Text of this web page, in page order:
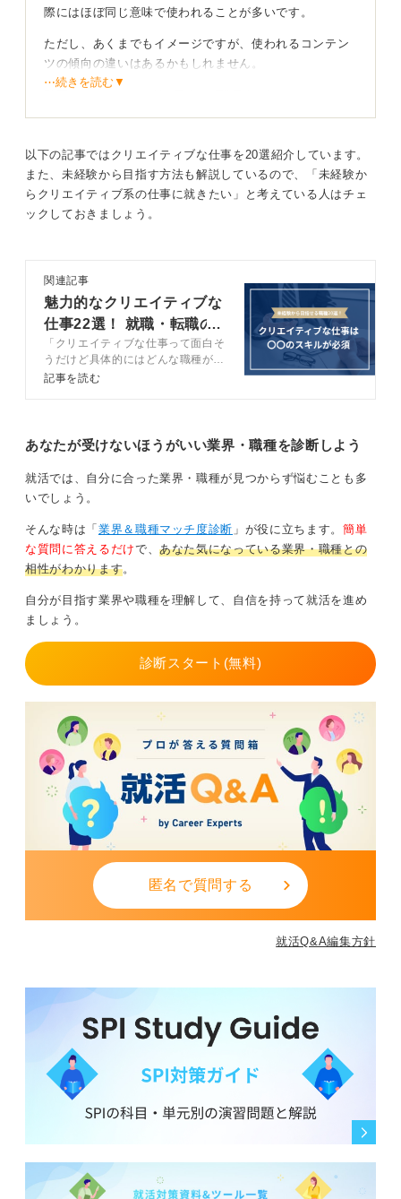
際にはほぼ同じ意味で使われることが多いです。
ただし、あくまでもイメージですが、使われるコンテン
ツの傾向の違いはあるかもしれません。
前者は一人または少人数で制作していくニュアンス、後
者は監督やカメラマン、編集者など、チームを組閣して
求められる媒体や制作スタイルの傾向を把握すると
判断しやすくなる
しかし、冒頭でも述べたように明確な違いはありません
ので、求人掲載元の企業が求職者にどのようなスキル、
面接に進むことができた場合は、「御社にとっての映像
0
⋯続きを読む▼
以下の記事ではクリエイティブな仕事を20選紹介しています。
また、未経験から目指す方法も解説しているので、「未経験か
らクリエイティブ系の仕事に就きたい」と考えている人はチェ
ックしておきましょう。
関連記事
魅力的なクリエイティブな
仕事22選！ 就職・転職の
選考対策も解説
「クリエイティブな仕事って面白そ
うだけど具体的にはどんな職種があ
るの？」と疑問を持つ学生は少なく
かをキャリアコンサルタントととも
に解説します。
記事を読む
あなたが受けないほうがいい業界・職種を診断しよう
就活では、自分に合った業界・職種が見つからず悩むことも多
いでしょう。
そんな時は「 業界＆職種マッチ度診断 」が役に立ちます。 簡単
な質問に答えるだけで、あなた気になっている業界・職種との
相性がわかります。
自分が目指す業界や職種を理解して、自信を持って就活を進め
ましょう。
診断スタート(無料)
匿名で質問する
就活Q&A編集方針